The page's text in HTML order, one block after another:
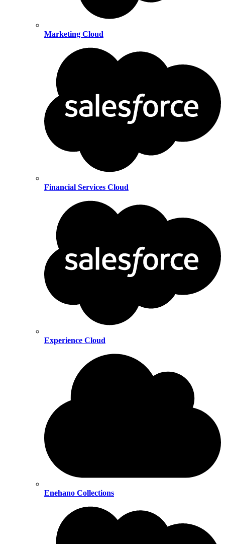
Marketing Cloud
Financial Services Cloud
Experience Cloud
Enehano Collections